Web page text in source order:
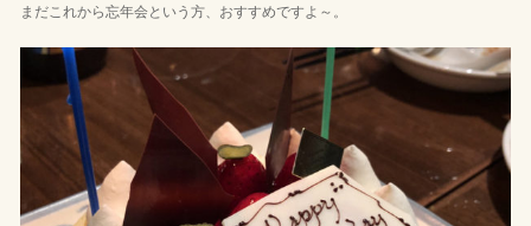
まだこれから忘年会という方、おすすめですよ～。